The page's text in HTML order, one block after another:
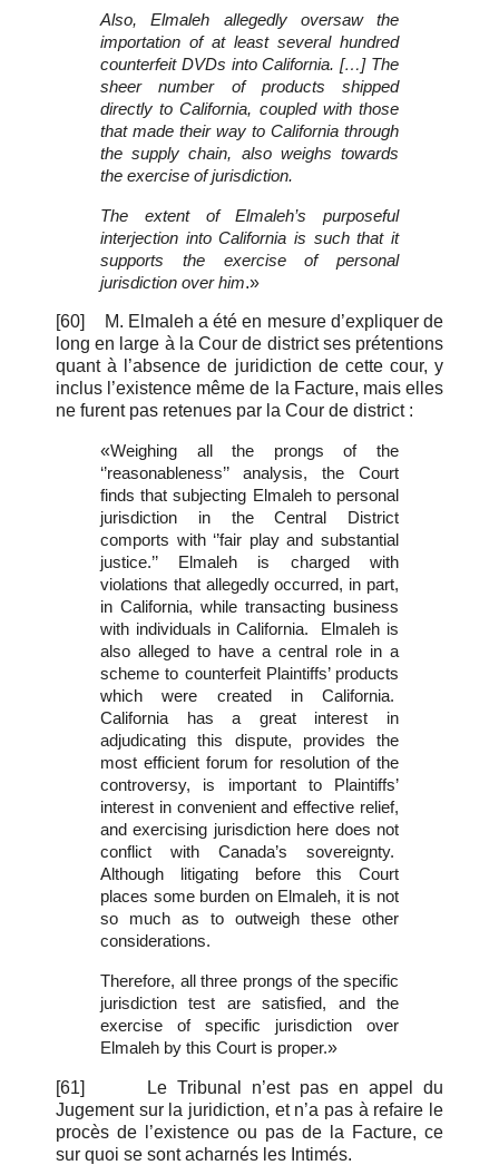
Also, Elmaleh allegedly oversaw the
importation of at least several hundred
counterfeit DVDs into California. […] The
sheer number of products shipped
directly to California, coupled with those
that made their way to California through
the supply chain, also weighs towards
the exercise of jurisdiction.
The extent of Elmaleh’s purposeful
interjection into California is such that it
supports the exercise of personal
jurisdiction over him.»
[60]
M. Elmaleh a été en mesure d’expliquer de
long en large à la Cour de district ses prétentions
quant à l’absence de juridiction de cette cour, y
inclus l’existence même de la Facture, mais elles
ne furent pas retenues par la Cour de district :
«Weighing all the prongs of the
‘’reasonableness’’ analysis, the Court
finds that subjecting Elmaleh to personal
jurisdiction in the Central District
comports with ‘’fair play and substantial
justice.’’ Elmaleh is charged with
violations that allegedly occurred, in part,
in California, while transacting business
with individuals in California. Elmaleh is
also alleged to have a central role in a
scheme to counterfeit Plaintiffs’ products
which were created in California.
California has a great interest in
adjudicating this dispute, provides the
most efficient forum for resolution of the
controversy, is important to Plaintiffs’
interest in convenient and effective relief,
and exercising jurisdiction here does not
conflict with Canada’s sovereignty.
Although litigating before this Court
places some burden on Elmaleh, it is not
so much as to outweigh these other
considerations.
Therefore, all three prongs of the specific
jurisdiction test are satisfied, and the
exercise of specific jurisdiction over
Elmaleh by this Court is proper.»
[61]
Le Tribunal n’est pas en appel du
Jugement sur la juridiction, et n’a pas à refaire le
procès de l’existence ou pas de la Facture, ce
sur quoi se sont acharnés les Intimés.